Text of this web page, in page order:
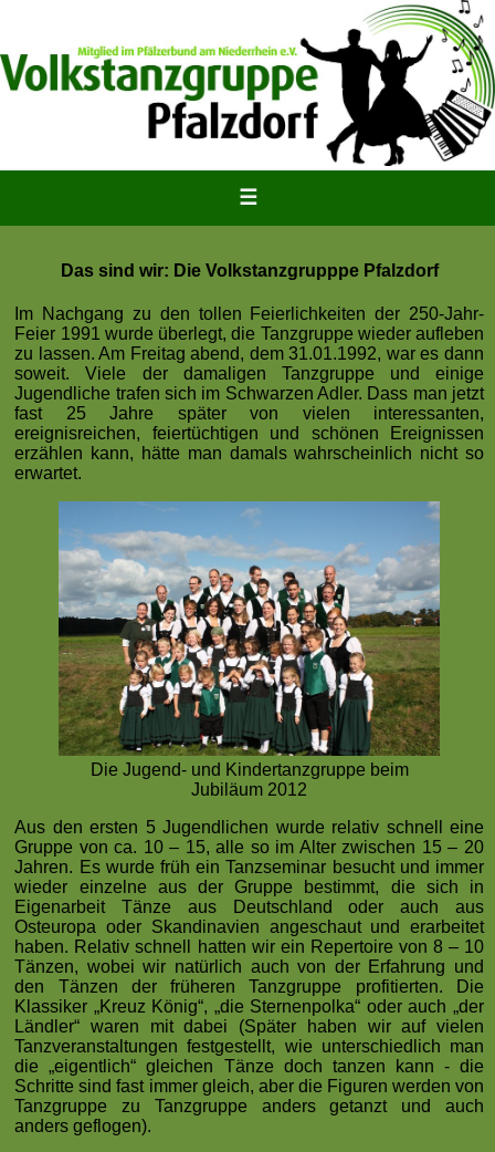
☰
Das sind wir: Die Volkstanzgrupppe Pfalzdorf
Im Nachgang zu den tollen Feierlichkeiten der 250-Jahr-
Feier 1991 wurde überlegt, die Tanzgruppe wieder aufleben
zu lassen. Am Freitag abend, dem 31.01.1992, war es dann
soweit. Viele der damaligen Tanzgruppe und einige
Jugendliche trafen sich im Schwarzen Adler. Dass man jetzt
fast 25 Jahre später von vielen interessanten,
ereignisreichen, feiertüchtigen und schönen Ereignissen
erzählen kann, hätte man damals wahrscheinlich nicht so
erwartet.
Die Jugend- und Kindertanzgruppe beim
Jubiläum 2012
Aus den ersten 5 Jugendlichen wurde relativ schnell eine
Gruppe von ca. 10 – 15, alle so im Alter zwischen 15 – 20
Jahren. Es wurde früh ein Tanzseminar besucht und immer
wieder einzelne aus der Gruppe bestimmt, die sich in
Eigenarbeit Tänze aus Deutschland oder auch aus
Osteuropa oder Skandinavien angeschaut und erarbeitet
haben. Relativ schnell hatten wir ein Repertoire von 8 – 10
Tänzen, wobei wir natürlich auch von der Erfahrung und
den Tänzen der früheren Tanzgruppe profitierten. Die
Klassiker „Kreuz König“, „die Sternenpolka“ oder auch „der
Ländler“ waren mit dabei (Später haben wir auf vielen
Tanzveranstaltungen festgestellt, wie unterschiedlich man
die „eigentlich“ gleichen Tänze doch tanzen kann - die
Schritte sind fast immer gleich, aber die Figuren werden von
Tanzgruppe zu Tanzgruppe anders getanzt und auch
anders geflogen).